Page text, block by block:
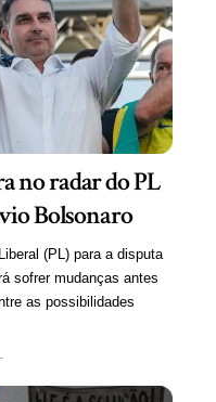
no radar do PL
Bolsonaro
(PL) para a disputa
sofrer mudanças antes
as possibilidades